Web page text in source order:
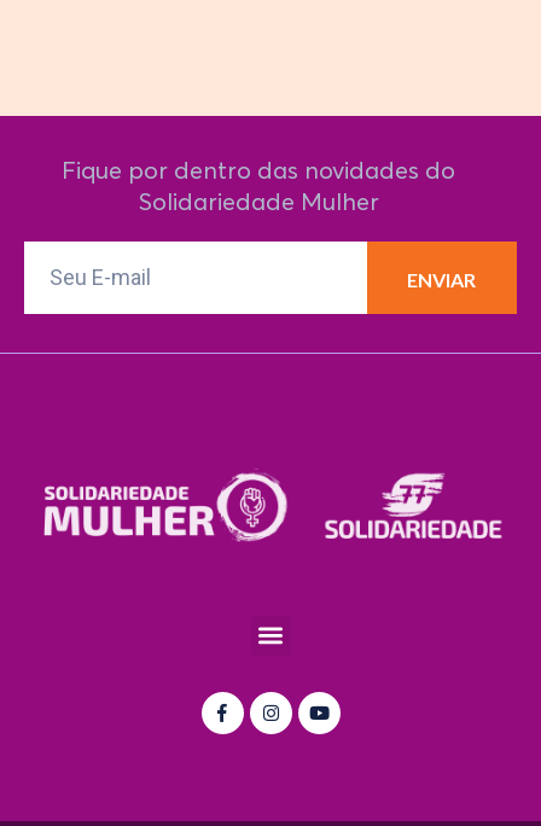
Fique por dentro das novidades do
Solidariedade Mulher